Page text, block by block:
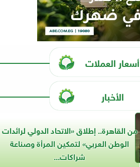
أسعار العملات
الأخبار
من القاهرة.. إطلاق «الاتحاد الدولي لرائدات
الوطن العربي» لتمكين المرأة وصناعة
شراكات...